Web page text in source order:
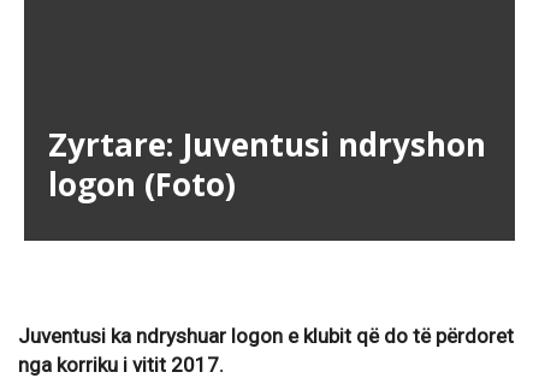
Zyrtare: Juventusi ndryshon
logon (Foto)
Juventusi ka ndryshuar logon e klubit që do të përdoret
nga korriku i vitit 2017.